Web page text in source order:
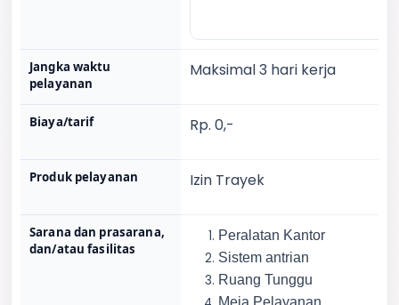
Jangka waktu
pelayanan
Maksimal 3 hari kerja
Biaya/tarif Rp. 0,-
Produk pelayanan Izin Trayek
Sarana dan prasarana,
dan/atau fasilitas
Peralatan Kantor
Sistem antrian
Ruang Tunggu
Meja Pelayanan